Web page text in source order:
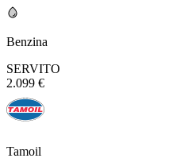
Benzina
SERVITO
2.099 €
Tamoil